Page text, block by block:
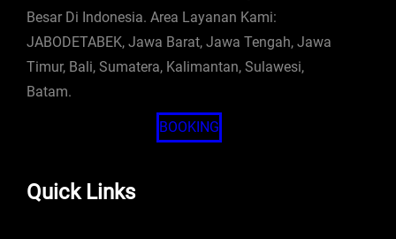
Besar Di Indonesia. Area Layanan Kami:
JABODETABEK, Jawa Barat, Jawa Tengah, Jawa
Timur, Bali, Sumatera, Kalimantan, Sulawesi,
Batam.
BOOKING
Quick Links